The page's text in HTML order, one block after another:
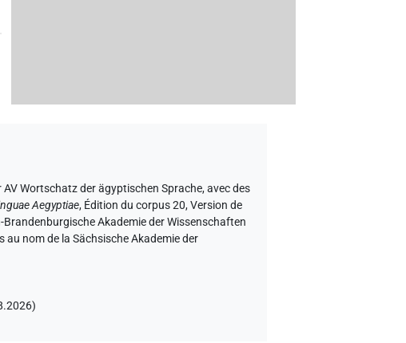
AV Wortschatz der ägyptischen Sprache,avec des
Aegyptiae, Édition du corpus 20, Version de
Akademie der Wissenschaften
au nom de la Sächsische Akademie der
)